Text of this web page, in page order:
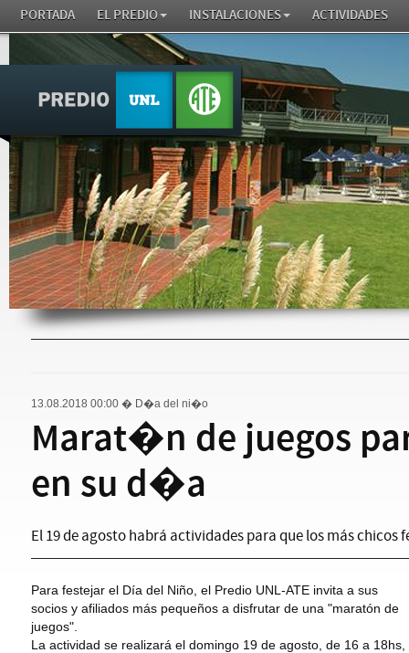
PORTADA EL PREDIO INSTALACIONES ACTIVIDADES
13.08.2018 00:00 � D�a del ni�o
Marat�n de juegos
en su d�a
El 19 de agosto habrá actividades para que los más chicos
Para festejar el Día del Niño, el Predio UNL-ATE invita a sus
socios y afiliados más pequeños a disfrutar de una "maratón de
juegos".
La actividad se realizará el domingo 19 de agosto, de 16 a 18hs,